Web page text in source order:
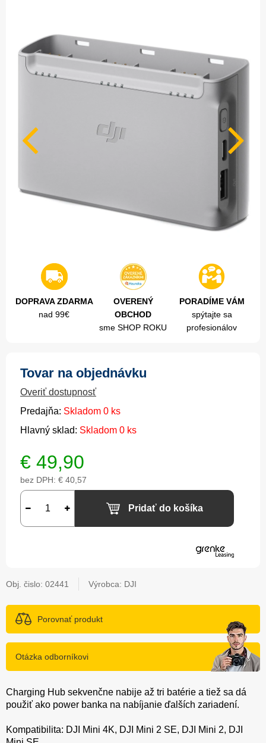
DOPRAVA ZDARMA
nad 99€
OVERENÝ
OBCHOD
sme SHOP ROKU
PORADÍME VÁM
spýtajte sa
profesionálov
Tovar na objednávku
Overiť dostupnosť
Predajňa: Skladom 0 ks
Hlavný sklad: Skladom 0 ks
€ 49,90
bez DPH: € 40,57
Pridať do košíka
Obj. čislo: 02441 Výrobca: DJI
Porovnať produkt
Otázka odborníkovi
Charging Hub sekvenčne nabije až tri batérie a tiež sa dá
použiť ako power banka na nabíjanie ďalších zariadení.
Kompatibilita: DJI Mini 4K, DJI Mini 2 SE, DJI Mini 2, DJI